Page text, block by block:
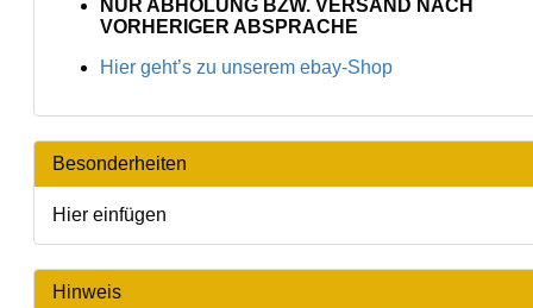
NUR ABHOLUNG BZW. VERSAND NACH
VORHERIGER ABSPRACHE
Hier geht’s zu unserem ebay-Shop
Besonderheiten
Hier einfügen
Hinweis